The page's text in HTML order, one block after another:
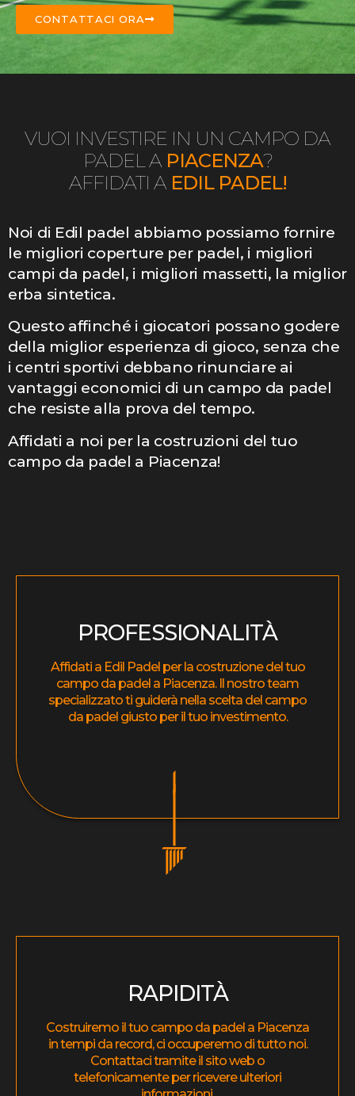
CONTATTACI ORA
VUOI INVESTIRE IN UN CAMPO DA
PADEL A PIACENZA?
AFFIDATI A EDIL PADEL!
Noi di Edil padel abbiamo possiamo fornire
le migliori coperture per padel, i migliori
campi da padel, i migliori massetti, la miglior
erba sintetica.
Questo affinché i giocatori possano godere
della miglior esperienza di gioco, senza che
i centri sportivi debbano rinunciare ai
vantaggi economici di un campo da padel
che resiste alla prova del tempo.
Affidati a noi per la costruzioni del tuo
campo da padel a Piacenza!
PROFESSIONALITÀ
Affidati a Edil Padel per la costruzione del tuo
campo da padel a Piacenza. Il nostro team
specializzato ti guiderà nella scelta del campo
da padel giusto per il tuo investimento.
RAPIDITÀ
Costruiremo il tuo campo da padel a Piacenza
in tempi da record, ci occuperemo di tutto noi.
Contattaci tramite il sito web o
telefonicamente per ricevere ulteriori